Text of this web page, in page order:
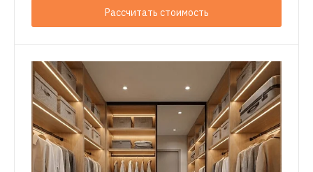
Рассчитать стоимость